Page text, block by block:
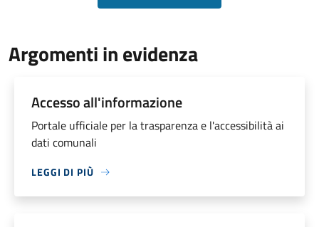
Argomenti in evidenza
Accesso all'informazione
Portale ufficiale per la trasparenza e l'accessibilità ai
dati comunali
LEGGI DI PIÙ